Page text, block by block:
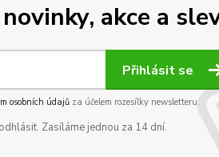
akce a
Přihlásit se
osobních údajůza účelem rozesílky newsletteru.
Zasíláme jednou za 14 dní.